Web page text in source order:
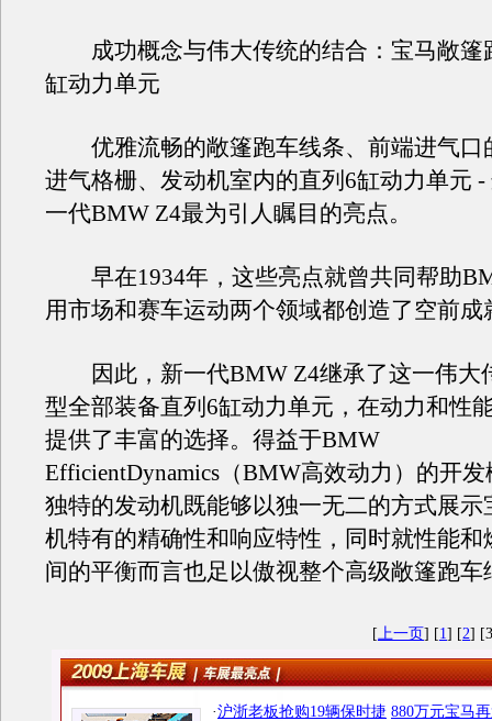
成功概念与伟大传统的结合：宝马敞篷
缸动力单元
优雅流畅的敞篷跑车线条、前端进气口
进气格栅、发动机室内的直列6缸动力单元
一代BMW Z4最为引人瞩目的亮点。
早在1934年，这些亮点就曾共同帮助
用市场和赛车运动两个领域都创造了空前成
因此，新一代BMW Z4继承了这一伟大
型全部装备直列6缸动力单元，在动力和性
提供了丰富的选择。得益于BMW
EfficientDynamics（BMW高效动力）的开
独特的发动机既能够以独一无二的方式展示
机特有的精确性和响应特性，同时就性能和
间的平衡而言也足以傲视整个高级敞篷跑车
[上一页] [1] [2]
·沪浙老板抢购19辆保时捷 880万元宝马